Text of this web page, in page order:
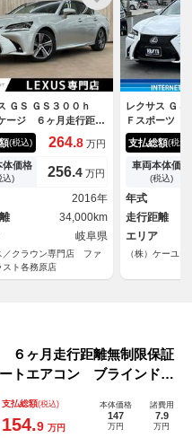
ＧＳ ＧＳ３００ｈ
ージ ６ヶ月走行距離
証付 サンルーフ 本
３眼ＬＥＤヘッドラ
突軽減ブレーキ コー
サー レーダークルー
ロール 純正１２．３
ナビ シートエアコン
ーター
(税込) 264.8 万円
体価格
込) 256.4 万円
2016年
34,000km
岐阜県
／クラウン専門店 ファ
スト各務原店
レクサス Ｇ
Ｆスポーツ【
製造タイヤ】
／距離４１２
３型メーカー
ＣＤＤＶＤ／
バックカメラ
ト／アダプテ
ＳＭ／ヘッド
ルミ／取説
支払総額(税込)
車両本体価格
(税込)
年式
走行距離
エリア
（株）ケーユ
ヶ月走行距離無制限保証
エアコン ブラインドス
ダークルーズコントロー
クカメラ パワーシート
支払総額(税込)
154.9 万円
本体価格
147
万円
諸費用
7.9
万円